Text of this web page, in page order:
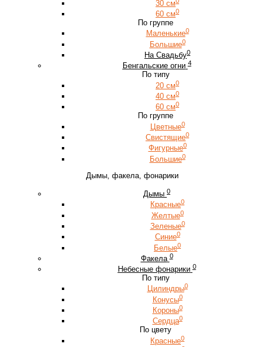
30 см
60 см0
По группе
Маленькие0
Большие0
На Свадьбу0
Бенгальские огни 4
По типу
20 см0
40 см0
60 см0
По группе
Цветные0
Свистящие0
Фигурные0
Большие0
Дымы, факела, фонарики
Дымы 0
Красные0
Желтые0
Зеленые0
Синие0
Белые0
Факела 0
Небесные фонарики 0
По типу
Цилиндры0
Конусы0
Короны0
Сердца0
По цвету
Красные0